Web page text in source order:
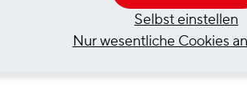
Selbst einstellen
Nur wesentliche Cookies